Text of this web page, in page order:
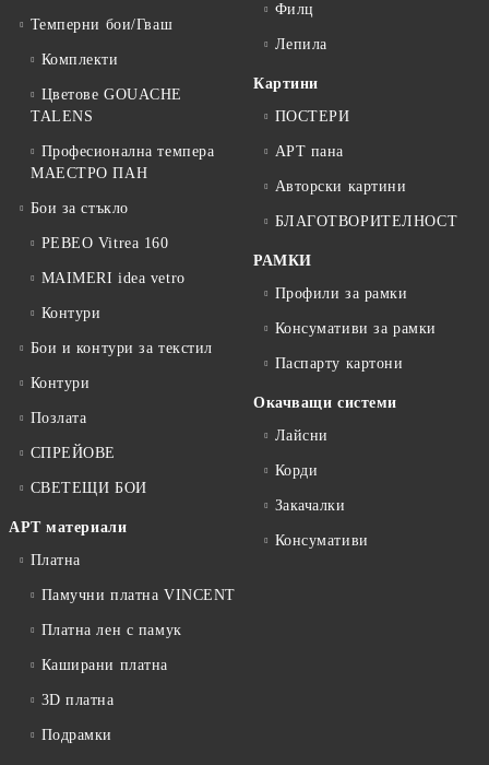
Темперни бои/Гваш
Комплекти
Цветове GOUACHE
TALENS
Професионална темпера
МАЕСТРО ПАН
Бои за стъкло
PEBEO Vitrea 160
MAIMERI idea vetro
Контури
Бои и контури за текстил
Контури
Позлата
СПРЕЙОВЕ
СВЕТЕЩИ БОИ
АРТ материали
Платна
Памучни платна VINCENT
Платна лен с памук
Каширани платна
3D платна
Подрамки
Филц
Лепила
Картини
ПОСТЕРИ
АРТ пана
Авторски картини
БЛАГОТВОРИТЕЛНОСТ
РАМКИ
Профили за рамки
Консумативи за рамки
Паспарту картони
Окачващи системи
Лайсни
Корди
Закачалки
Консумативи